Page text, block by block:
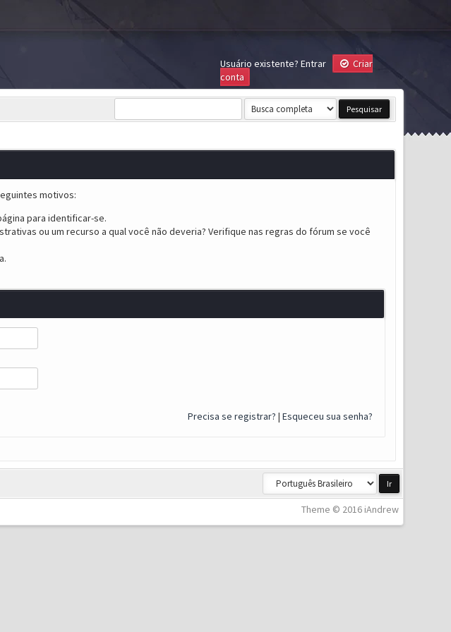
Usuário existente? Entrar
Criar
conta
motivos:
para identificar-se.
ou um recurso a qual você não deveria? Verifique nas regras do fórum se você
Precisa se registrar? | Esqueceu sua senha?
Theme © 2016 iAndrew